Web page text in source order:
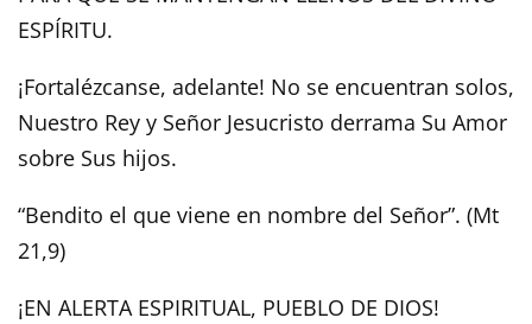
ESPÍRITU.
¡Fortalézcanse, adelante! No se encuentran solos,
Nuestro Rey y Señor Jesucristo derrama Su Amor
sobre Sus hijos.
“Bendito el que viene en nombre del Señor”. (Mt
21,9)
¡EN ALERTA ESPIRITUAL, PUEBLO DE DIOS!